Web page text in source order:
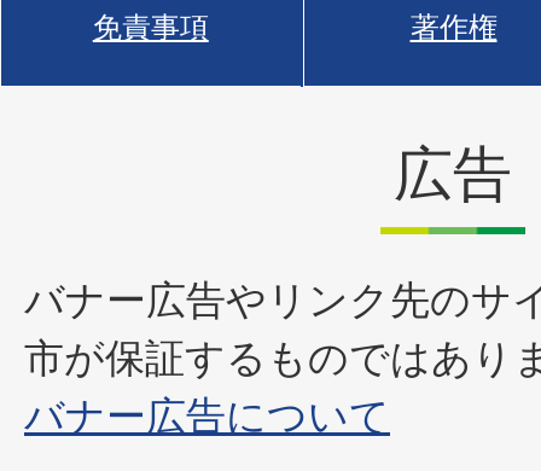
免責事項 著作権
広告
バナー広告やリンク先のサ
市が保証するものではあり
バナー広告について